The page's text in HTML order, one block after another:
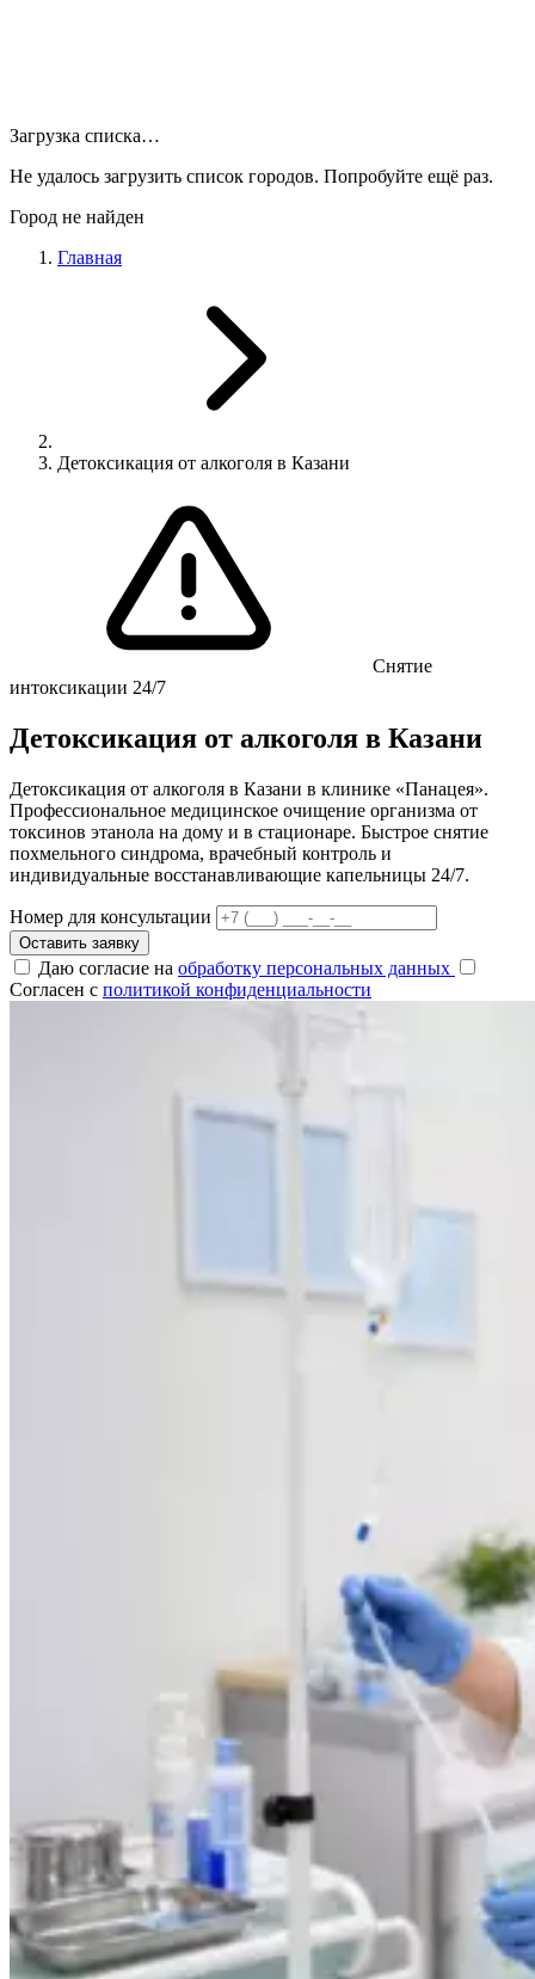
Загрузка списка…
Не удалось загрузить список городов. Попробуйте ещё раз.
Город не найден
Главная
Детоксикация от алкоголя в Казани
Снятие
интоксикации 24/7
Детоксикация от алкоголя в Казани
Детоксикация от алкоголя в Казани в клинике «Панацея».
Профессиональное медицинское очищение организма от
токсинов этанола на дому и в стационаре. Быстрое снятие
похмельного синдрома, врачебный контроль и
индивидуальные восстанавливающие капельницы 24/7.
Номер для консультации
Оставить заявку
Даю согласие на обработку персональных данных
Согласен с политикой конфиденциальности